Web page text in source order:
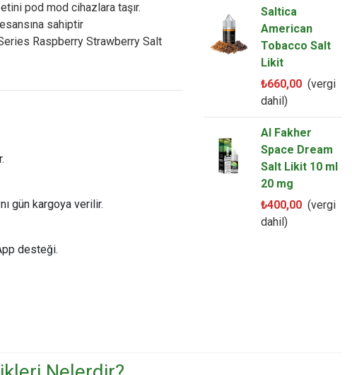
pod mod cihazlara taşır.
sahiptir
Raspberry Strawberry Salt
gün kargoya verilir.
desteği.
Saltica
American
Tobacco Salt
Likit
₺660,00 (vergi
dahil)
Al Fakher
Space Dream
Salt Likit 10 ml
20 mg
₺400,00 (vergi
dahil)